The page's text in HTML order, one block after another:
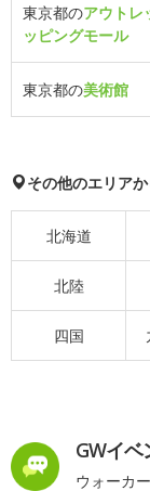
東京都のアウトレ
ッピングモール
東京都の美術館
その他のエリア
北海道
北陸
四国
GWイベ
ウォーカ